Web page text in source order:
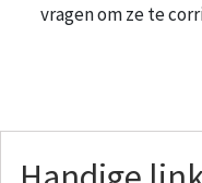
vragen om ze te